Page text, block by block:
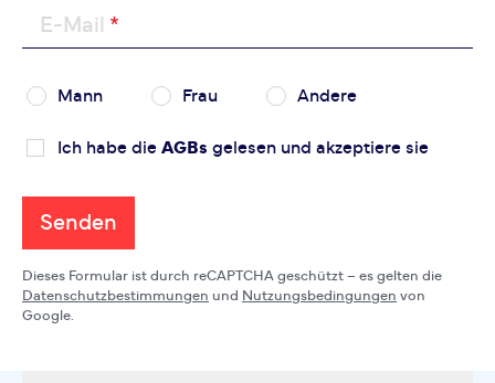
E-Mail
Mann Frau Andere
Ich habe die AGBs gelesen und akzeptiere sie
Senden
Dieses Formular ist durch reCAPTCHA geschützt – es gelten die
Datenschutzbestimmungen und Nutzungsbedingungen von
Google.